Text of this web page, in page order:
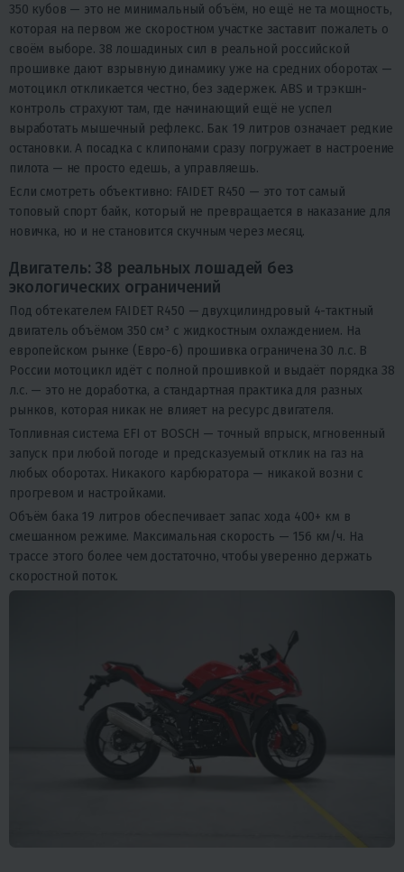
350 кубов — это не минимальный объём, но ещё не та мощность,
которая на первом же скоростном участке заставит пожалеть о
своём выборе. 38 лошадиных сил в реальной российской
прошивке дают взрывную динамику уже на средних оборотах —
мотоцикл откликается честно, без задержек. ABS и трэкшн-
контроль страхуют там, где начинающий ещё не успел
выработать мышечный рефлекс. Бак 19 литров означает редкие
остановки. А посадка с клипонами сразу погружает в настроение
пилота — не просто едешь, а управляешь.
Если смотреть объективно: FAIDET R450 — это тот самый
топовый спорт байк, который не превращается в наказание для
новичка, но и не становится скучным через месяц.
Двигатель: 38 реальных лошадей без
экологических ограничений
Под обтекателем FAIDET R450 — двухцилиндровый 4-тактный
двигатель объёмом 350 см³ с жидкостным охлаждением. На
европейском рынке (Евро-6) прошивка ограничена 30 л.с. В
России мотоцикл идёт с полной прошивкой и выдаёт порядка 38
л.с. — это не доработка, а стандартная практика для разных
рынков, которая никак не влияет на ресурс двигателя.
Топливная система EFI от BOSCH — точный впрыск, мгновенный
запуск при любой погоде и предсказуемый отклик на газ на
любых оборотах. Никакого карбюратора — никакой возни с
прогревом и настройками.
Объём бака 19 литров обеспечивает запас хода 400+ км в
смешанном режиме. Максимальная скорость — 156 км/ч. На
трассе этого более чем достаточно, чтобы уверенно держать
скоростной поток.